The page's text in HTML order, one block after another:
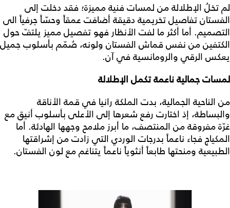
لم تخلُ الإطلالة من لمسات فنية مميزة؛ فقد دخلت إلى
الفستان تفاصيل تخريمية دقيقة أضافت عمقاً وحسّاً حِرفياً الى
التصميم. أما أكثر ما لفت الأنظار فهو تفصيل مميز يلتفّ حول
الكتفين من نفس قماش الفستان ولونه، صُمّم بأسلوب جميل
يعكس الرقي والرومانسية في آن.
لمسات جمالية ناعمة تكمل الإطلالة
من الناحية الجمالية، بدت الملكة رانيا في قمة الأناقة
والبساطة، إذ اختارت رفع شعرها إلى الأعلى بأسلوب أنيق مع
غرّة مفروقة من المنتصف، ما أبرز ملامح وجهها الهادئة. أما
المكياج فجاء ناعماً بدرجات الوردي التي زادت من إشراقتها
الطبيعية ومنحتها طابعاً أنثوياً ناعماً يتناغم مع لون الفستان.